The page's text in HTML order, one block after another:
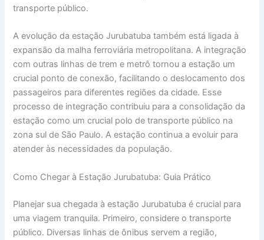
transporte público.
A evolução da estação Jurubatuba também está ligada à
expansão da malha ferroviária metropolitana. A integração
com outras linhas de trem e metrô tornou a estação um
crucial ponto de conexão, facilitando o deslocamento dos
passageiros para diferentes regiões da cidade. Esse
processo de integração contribuiu para a consolidação da
estação como um crucial polo de transporte público na
zona sul de São Paulo. A estação continua a evoluir para
atender às necessidades da população.
Como Chegar à Estação Jurubatuba: Guia Prático
Planejar sua chegada à estação Jurubatuba é crucial para
uma viagem tranquila. Primeiro, considere o transporte
público. Diversas linhas de ônibus servem a região,